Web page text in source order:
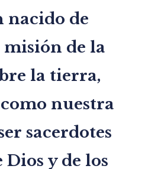
nacido de
misión de la
la tierra,
nuestra
sacerdotes
Dios y de los